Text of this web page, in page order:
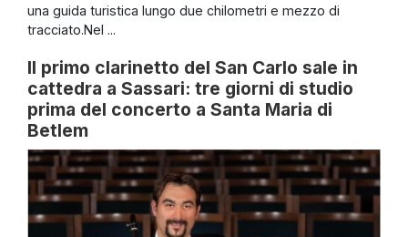
una guida turistica lungo due chilometri e mezzo di
tracciato.Nel ...
Il primo clarinetto del San Carlo sale in
cattedra a Sassari: tre giorni di studio
prima del concerto a Santa Maria di
Betlem